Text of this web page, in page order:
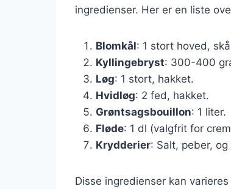
ingredienser. Her er en liste
Blomkål: 1 stort hoved,
Kyllingebryst: 300-400
Løg: 1 stort, hakket.
Hvidløg: 2 fed, hakket.
Grøntsagsbouillon: 1 liter.
Fløde: 1 dl (valgfrit for
Krydderier: Salt, peber,
Disse ingredienser kan